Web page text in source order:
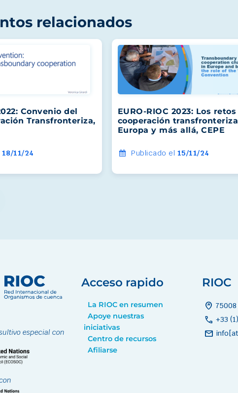
relacionados
Convenio del
Transfronteriza,
18/11/24
EURO-RIOC 2023: Los
cooperación
Europa y más allá, CEPE
Publicado el 15/11/24
especial con
Acceso rapido
La RIOC en resumen
Apoye nuestras
iniciativas
Centro de recursos
Afiliarse
RIOC
home_pin 75008
call +33
mail